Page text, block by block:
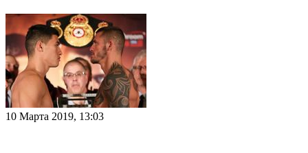
10 Марта 2019, 13:03